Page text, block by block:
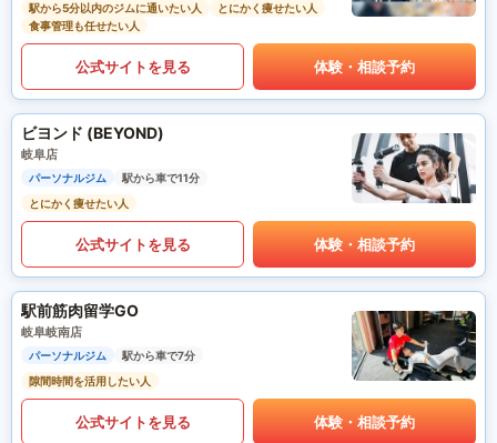
駅から5分以内のジムに通いたい人
とにかく痩せたい人
食事管理も任せたい人
公式サイトを見る 体験・相談予約
ビヨンド (BEYOND)
岐阜店
パーソナルジム
駅から車で11分
とにかく痩せたい人
公式サイトを見る 体験・相談予約
駅前筋肉留学GO
岐阜岐南店
パーソナルジム
駅から車で7分
隙間時間を活用したい人
公式サイトを見る 体験・相談予約